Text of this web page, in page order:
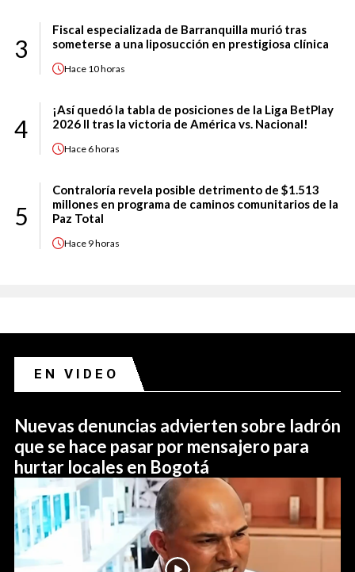
3
Fiscal especializada de Barranquilla murió tras
someterse a una liposucción en prestigiosa clínica
Hace 10 horas
4
¡Así quedó la tabla de posiciones de la Liga BetPlay
2026 II tras la victoria de América vs. Nacional!
Hace 6 horas
5
Contraloría revela posible detrimento de $1.513
millones en programa de caminos comunitarios de la
Paz Total
Hace 9 horas
EN VIDEO
Nuevas denuncias advierten sobre ladrón
que se hace pasar por mensajero para
hurtar locales en Bogotá